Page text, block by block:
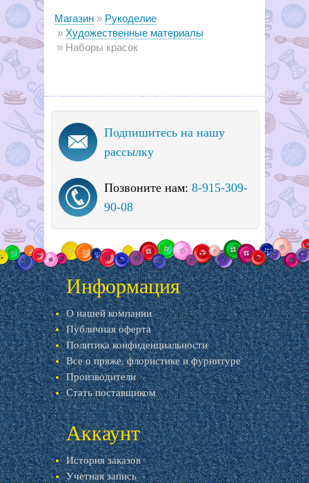
Магазин
Рукоделие
Художественные материалы
Наборы красок
Подпишитесь на нашу
рассылку
Позвоните нам: 8-915-309-
90-08
Информация
О нашей компании
Публичная оферта
Политика конфиденциальности
Все о пряже, флористике и фурнитуре
Производители
Стать поставщиком
Аккаунт
История заказов
Учетная запись